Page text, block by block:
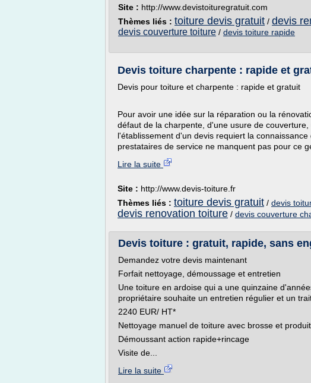
Site : http://www.devistoituregratuit.com
Thèmes liés : toiture devis gratuit / devis
devis couverture toiture / devis toiture rapide
Devis toiture charpente : rapide et
Devis pour toiture et charpente : rapide et gratuit
Pour avoir une idée sur la réparation ou la
défaut de la charpente, d'une usure de
l'établissement d'un devis requiert la
prestataires de service ne manquent pas pour ce
Lire la suite
Site : http://www.devis-toiture.fr
Thèmes liés : toiture devis gratuit / devis
devis renovation toiture / devis couverture
Devis toiture : gratuit, rapide, sans
Demandez votre devis maintenant
Forfait nettoyage, démoussage et entretien
Une toiture en ardoise qui a une quinzaine
propriétaire souhaite un entretien régulier et un
2240 EUR/ HT*
Nettoyage manuel de toiture avec brosse et
Démoussant action rapide+rincage
Visite de...
Lire la suite